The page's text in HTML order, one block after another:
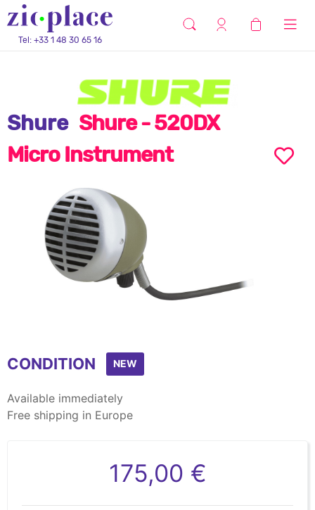
Tel: +33 1 48 30 65 16
Shure Shure - 520DX
Micro Instrument
CONDITION NEW
Available immediately
Free shipping in Europe
175,00 €